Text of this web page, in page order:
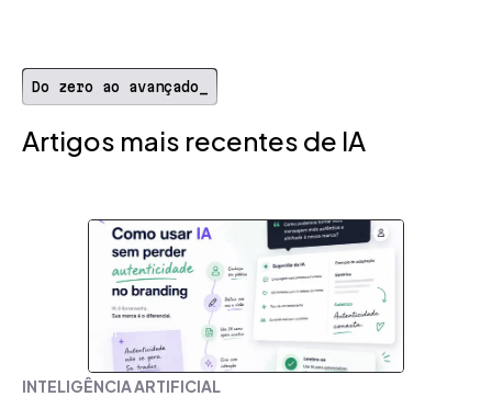
Do zero ao avançado_
Artigos mais recentes de IA
INTELIGÊNCIA ARTIFICIAL